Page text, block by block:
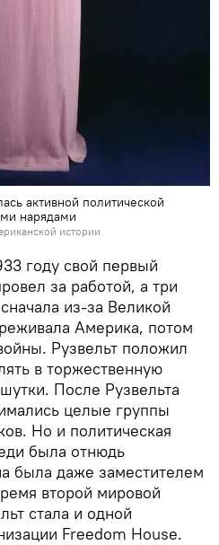
активной политической
нарядами
истории
году свой первый
за работой, а три
из-за Великой
Америка, потом
Рузвельт положил
в торжественную
После Рузвельта
целые группы
Но и политическая
была отнюдь
была даже заместителем
второй мировой
стала и одной
Freedom House.